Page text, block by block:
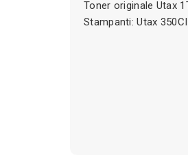
Toner originale Utax
Stampanti: Utax 350CI